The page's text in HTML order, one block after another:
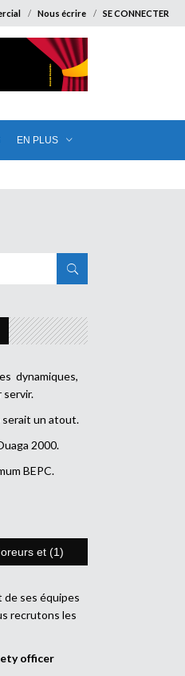
Nous écrire SE CONNECTER
EN PLUS
dynamiques,
serait un atout.
2000.
BEPC.
et (1)
de ses équipes
recrutons les
officer